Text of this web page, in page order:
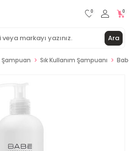
Ara
0 0
Şampuan Sık Kullanım Şampuanı